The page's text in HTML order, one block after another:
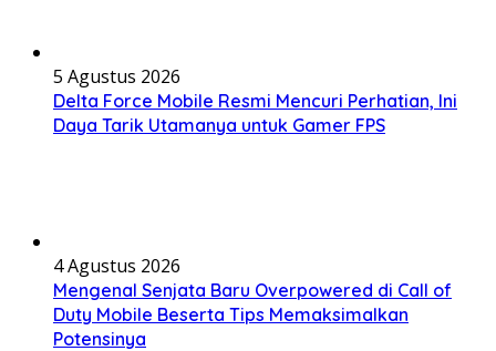
5 Agustus 2026
Delta Force Mobile Resmi Mencuri Perhatian, Ini
Daya Tarik Utamanya untuk Gamer FPS
4 Agustus 2026
Mengenal Senjata Baru Overpowered di Call of
Duty Mobile Beserta Tips Memaksimalkan
Potensinya